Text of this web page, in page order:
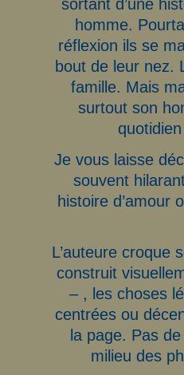
sortant d’une
homme.
réflexion ils se
bout de leur nez.
famille. Mais
surtout son
Je vous laisse
souvent
histoire d’amour
L’auteure croque
construit
– , les choses
centrées ou
la page. Pas
milieu des